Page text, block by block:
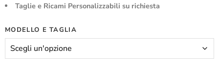
Taglie e Ricami Personalizzabili su richiesta
MODELLO E TAGLIA